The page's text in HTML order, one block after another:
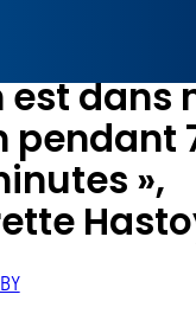
est dans
pendant
»,